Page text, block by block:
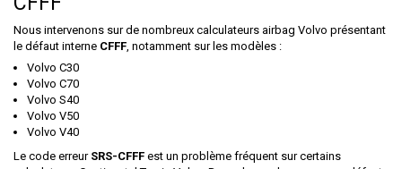
Nous intervenons sur de nombreux calculateurs airbag Volvo présentant
le défaut interne CFFF, notamment sur les modèles :
Volvo C30
Volvo C70
Volvo S40
Volvo V50
Volvo V40
Le code erreur SRS-CFFF est un problème fréquent sur certains